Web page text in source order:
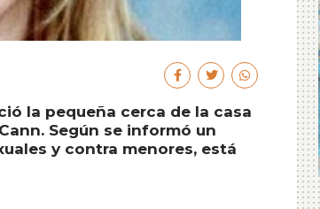
la pequeña cerca de la casa
Según se informó un
y contra menores, está